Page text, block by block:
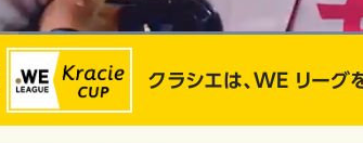
Loaded:
クラシエは、WE リーグ